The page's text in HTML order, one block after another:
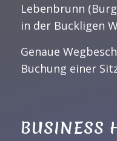
Lebenbrunn
in der Buckligen
Genaue
Buchung einer
BUSINESS